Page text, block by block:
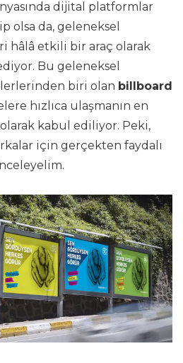
dijital platformlar
olsa da, geleneksel
hâlâ etkili bir araç olarak
Bu geleneksel
biri olan billboard
hızlıca ulaşmanın en
kabul ediliyor. Peki,
için gerçekten faydalı